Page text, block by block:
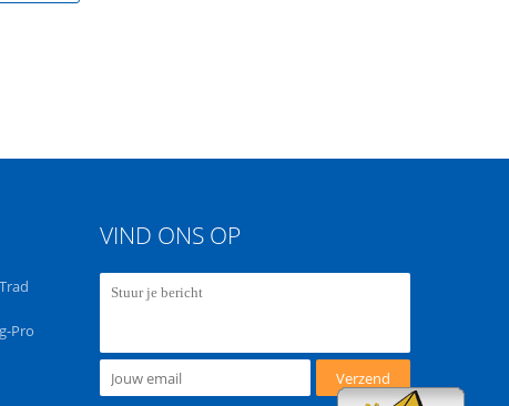
Pro
VIND ONS OP
Verzend